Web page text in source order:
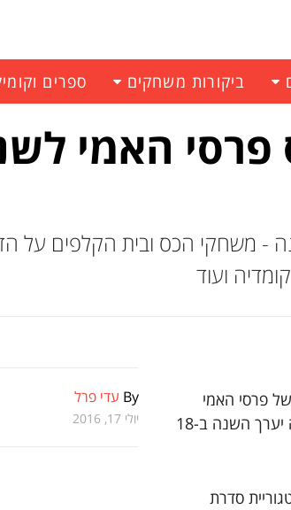
ביקורות משחקים ספרים
האמי
- משחקי הכס ובית הקלפים על
ועוד
By עדי פרל
יולי 17, 2016
פרסי האמי
לשנת 2016. טקס חלוקת הפרסים החגיגי של תעשיית הטלוויזיה יערך השנה ב-18
סדרת